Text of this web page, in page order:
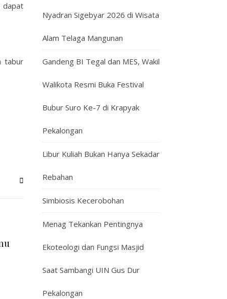
dapat
tabur
Nyadran Sigebyar 2026 di Wisata
Alam Telaga Mangunan
Gandeng BI Tegal dan MES, Wakil
Walikota Resmi Buka Festival
Bubur Suro Ke-7 di Krapyak
Pekalongan
Libur Kuliah Bukan Hanya Sekadar
Rebahan
Simbiosis Kecerobohan
Menag Tekankan Pentingnya
Ekoteologi dan Fungsi Masjid
Saat Sambangi UIN Gus Dur
Pekalongan